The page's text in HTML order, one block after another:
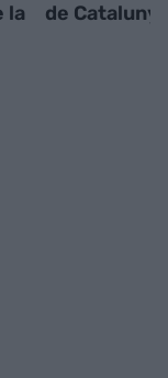
la
de